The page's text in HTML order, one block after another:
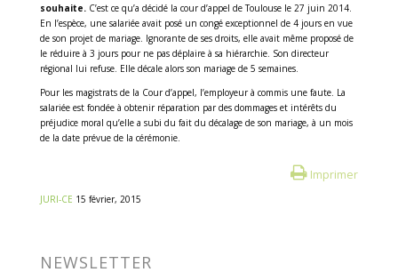
souhaite. C’est ce qu’a décidé la cour d’appel de Toulouse le 27 juin 2014.
En l’espèce, une salariée avait posé un congé exceptionnel de 4 jours en vue
de son projet de mariage. Ignorante de ses droits, elle avait même proposé de
le réduire à 3 jours pour ne pas déplaire à sa hiérarchie. Son directeur
régional lui refuse. Elle décale alors son mariage de 5 semaines.
Pour les magistrats de la Cour d’appel, l’employeur à commis une faute. La
salariée est fondée à obtenir réparation par des dommages et intérêts du
préjudice moral qu’elle a subi du fait du décalage de son mariage, à un mois
de la date prévue de la cérémonie.
Imprimer
JURI-CE 15 février, 2015
NEWSLETTER